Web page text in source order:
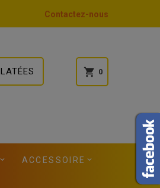
Contactez-nous
shopping_cart 0
ACCESSOIRE